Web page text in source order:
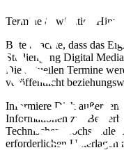
Termine & wichtige
Bitte beachte, dass das
Studiengang Digital
Die aktuellen Termine
veröffentlicht
Informiere Dich außerdem
Informationen zur
Technischen Hochschule
erforderlichen Unterlagen